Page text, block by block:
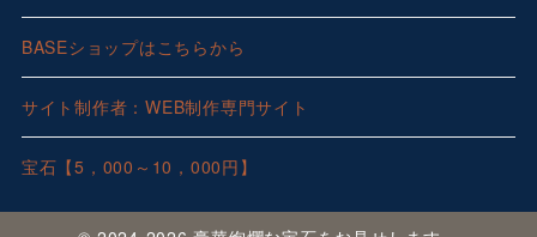
BASEショップはこちらから
サイト制作者：WEB制作専門サイト
宝石【5，000～10，000円】